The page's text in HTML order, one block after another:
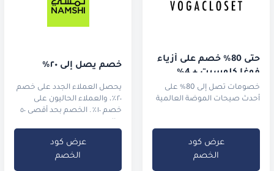
حتى 80% خصم على أزياء
فوغا كلوسيت + 4%
خصم إضافي!
خصومات تصل إلى 80% على
أحدث صيحات الموضة العالمية
عرض كود
الخصم
خصم يصل إلى ٢٠٪
يحصل العملاء الجدد على خصم
٢٠٪، والعملاء الحاليون على
خصم ١٠٪. الخصم بحد أقصى ٥٠
عرض كود
الخصم